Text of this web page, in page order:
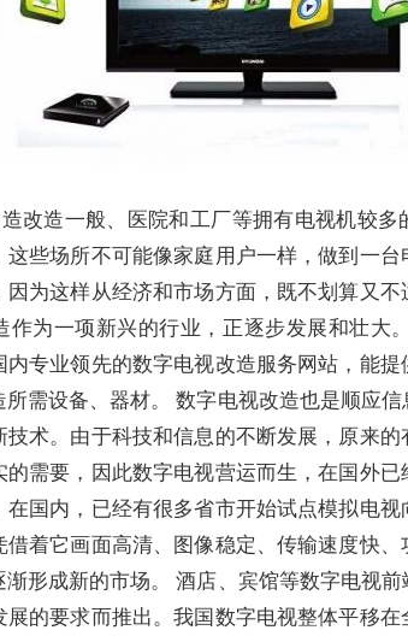
改造一般、医院和工厂等拥有电视机较多
这些场所不可能像家庭用户一样，做到一
因为这样从经济和市场方面，既不划算又
作为一项新兴的行业，正逐步发展和壮大
内专业领先的数字电视改造服务网站，能
需设备、器材。 数字电视改造也是顺应
技术。由于科技和信息的不断发展，原来
的需要，因此数字电视营运而生，在国外
在国内，已经有很多省市开始试点模拟电
借着它画面高清、图像稳定、传输速度快
渐形成新的市场。 酒店、宾馆等数字电视
展的要求而推出。我国数字电视整体平移